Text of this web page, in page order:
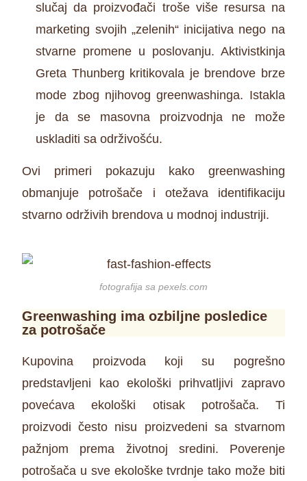
slučaj da proizvođači troše više resursa na
marketing svojih „zelenih“ inicijativa nego na
stvarne promene u poslovanju. Aktivistkinja
Greta Thunberg kritikovala je brendove brze
mode zbog njihovog greenwashinga. Istakla
je da se masovna proizvodnja ne može
uskladiti sa održivošću.
Ovi primeri pokazuju kako greenwashing
obmanjuje potrošače i otežava identifikaciju
stvarno održivih brendova u modnoj industriji.
fotografija sa pexels.com
Greenwashing ima ozbiljne posledice
za potrošače
Kupovina proizvoda koji su pogrešno
predstavljeni kao ekološki prihvatljivi zapravo
povećava ekološki otisak potrošača. Ti
proizvodi često nisu proizvedeni sa stvarnom
pažnjom prema životnoj sredini. Poverenje
potrošača u sve ekološke tvrdnje tako može biti